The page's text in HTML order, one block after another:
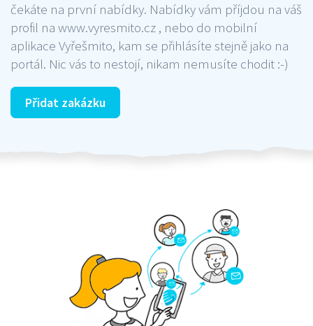
čekáte na první nabídky. Nabídky vám příjdou na váš
profil na www.vyresmito.cz , nebo do mobilní
aplikace Vyřešmito, kam se přihlásíte stejně jako na
portál. Nic vás to nestojí, nikam nemusíte chodit :-)
Přidat zakázku